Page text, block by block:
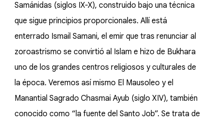
Samánidas (siglos IX-X), construido bajo una técnica
que sigue principios proporcionales. Allí está
enterrado Ismail Samani, el emir que tras renunciar al
zoroastrismo se convirtió al Islam e hizo de Bukhara
uno de los grandes centros religiosos y culturales de
la época. Veremos así mismo El Mausoleo y el
Manantial Sagrado Chasmai Ayub (siglo XIV), también
conocido como “la fuente del Santo Job”. Se trata de